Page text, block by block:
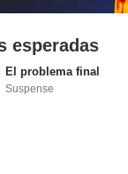
esperadas
El problema final
Suspense